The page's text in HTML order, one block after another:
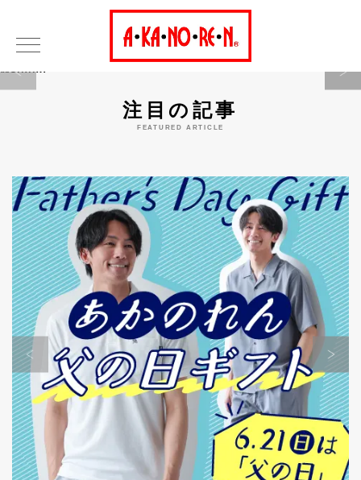
Warning
注目の記事
FEATURED ARTICLE